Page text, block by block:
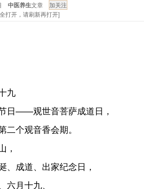
批年运说明
2025-10-12
笔居士简介！！
中医养生文章
打开，请刷新再打开]
九
日——观世音菩萨成道日，
二个观音香会期。
，
、成道、出家纪念日，
六月十九、